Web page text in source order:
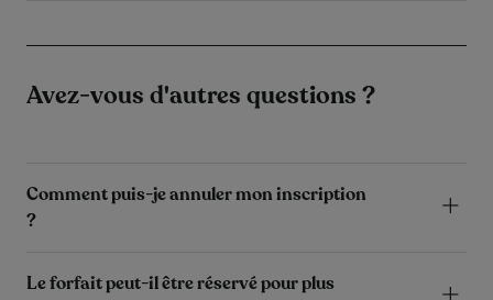
Avez-vous d'autres questions ?
Comment puis-je annuler mon inscription
?
Le forfait peut-il être réservé pour plus